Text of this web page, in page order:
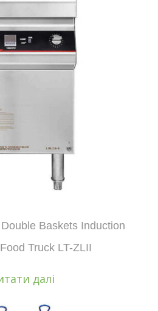
Baskets Induction
Truck LT-ZLII
далі